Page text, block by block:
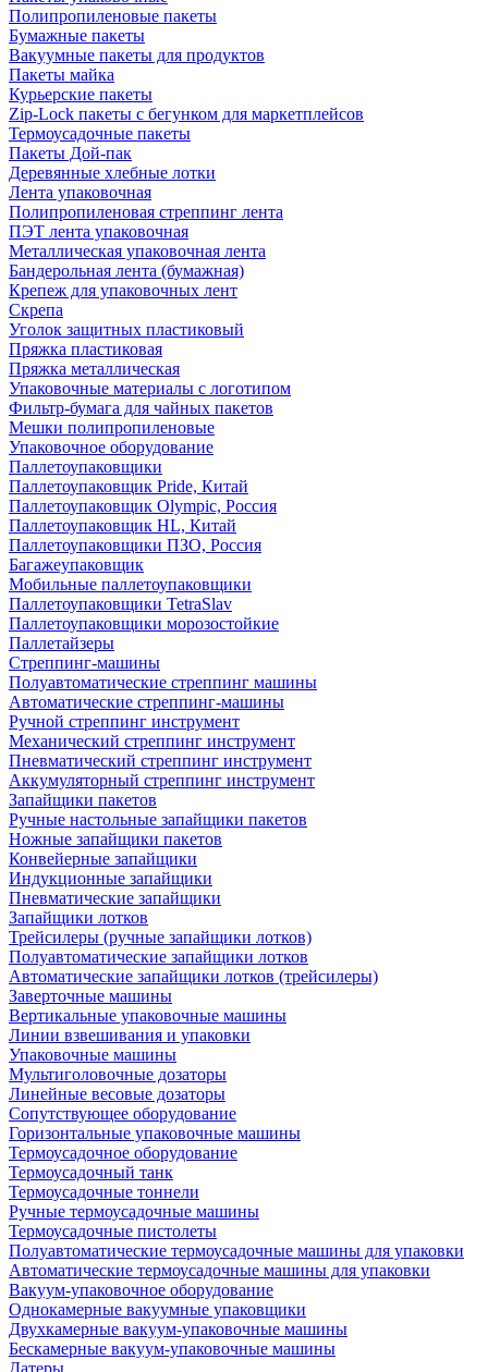
Полипропиленовые пакеты
Бумажные пакеты
Вакуумные пакеты для продуктов
Пакеты майка
Курьерские пакеты
Zip-Lock пакеты с бегунком для маркетплейсов
Термоусадочные пакеты
Пакеты Дой-пак
Деревянные хлебные лотки
Лента упаковочная
Полипропиленовая стреппинг лента
ПЭТ лента упаковочная
Металлическая упаковочная лента
Бандерольная лента (бумажная)
Крепеж для упаковочных лент
Скрепа
Уголок защитных пластиковый
Пряжка пластиковая
Пряжка металлическая
Упаковочные материалы с логотипом
Фильтр-бумага для чайных пакетов
Мешки полипропиленовые
Упаковочное оборудование
Паллетоупаковщики
Паллетоупаковщик Pride, Китай
Паллетоупаковщик Olympic, Россия
Паллетоупаковщик HL, Китай
Паллетоупаковщики ПЗО, Россия
Багажеупаковщик
Мобильные паллетоупаковщики
Паллетоупаковщики TetraSlav
Паллетоупаковщики морозостойкие
Паллетайзеры
Стреппинг-машины
Полуавтоматические стреппинг машины
Автоматические стреппинг-машины
Ручной стреппинг инструмент
Механический стреппинг инструмент
Пневматический стреппинг инструмент
Аккумуляторный стреппинг инструмент
Запайщики пакетов
Ручные настольные запайщики пакетов
Ножные запайщики пакетов
Конвейерные запайщики
Индукционные запайщики
Пневматические запайщики
Запайщики лотков
Трейсилеры (ручные запайщики лотков)
Полуавтоматические запайщики лотков
Автоматические запайщики лотков (трейсилеры)
Заверточные машины
Вертикальные упаковочные машины
Линии взвешивания и упаковки
Упаковочные машины
Мультиголовочные дозаторы
Линейные весовые дозаторы
Сопутствующее оборудование
Горизонтальные упаковочные машины
Термоусадочное оборудование
Термоусадочный танк
Термоусадочные тоннели
Ручные термоусадочные машины
Термоусадочные пистолеты
Полуавтоматические термоусадочные машины для упаковки
Автоматические термоусадочные машины для упаковки
Вакуум-упаковочное оборудование
Однокамерные вакуумные упаковщики
Двухкамерные вакуум-упаковочные машины
Бескамерные вакуум-упаковочные машины
Датеры